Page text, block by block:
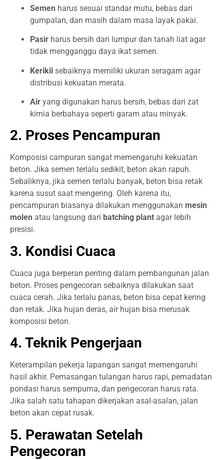
Semen harus sesuai standar mutu, bebas dari
gumpalan, dan masih dalam masa layak pakai.
Pasir harus bersih dari lumpur dan tanah liat agar
tidak mengganggu daya ikat semen.
Kerikil sebaiknya memiliki ukuran seragam agar
distribusi kekuatan merata.
Air yang digunakan harus bersih, bebas dari zat
kimia berbahaya seperti garam atau minyak.
2. Proses Pencampuran
Komposisi campuran sangat memengaruhi kekuatan
beton. Jika semen terlalu sedikit, beton akan rapuh.
Sebaliknya, jika semen terlalu banyak, beton bisa retak
karena susut saat mengering. Oleh karena itu,
pencampuran biasanya dilakukan menggunakan mesin
molen atau langsung dari batching plant agar lebih
presisi.
3. Kondisi Cuaca
Cuaca juga berperan penting dalam pembangunan jalan
beton. Proses pengecoran sebaiknya dilakukan saat
cuaca cerah. Jika terlalu panas, beton bisa cepat kering
dan retak. Jika hujan deras, air hujan bisa merusak
komposisi beton.
4. Teknik Pengerjaan
Keterampilan pekerja lapangan sangat memengaruhi
hasil akhir. Pemasangan tulangan harus rapi, pemadatan
pondasi harus sempurna, dan pengecoran harus rata.
Jika salah satu tahapan dikerjakan asal-asalan, jalan
beton akan cepat rusak.
5. Perawatan Setelah
Pengecoran